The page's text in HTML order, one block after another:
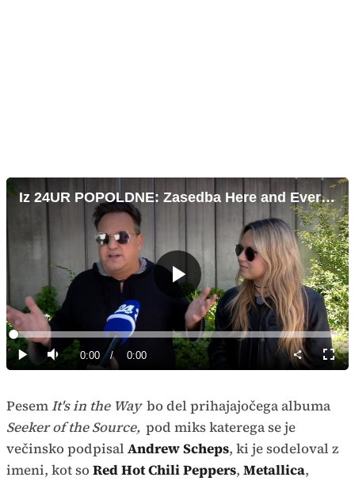
Iz 24UR POPOLDNE: Zasedba Here and Everywhere osvaja svetovno glasbeno sceno
Predvajaj
Predvajaj
Tiho Current
0:00 / Duration
0:00
Loaded:
0%
način
PesemIt's in the Way bo del prihajajočega albuma
Seeker of the Source, pod miks katerega se je
večinsko podpisal Andrew Scheps, ki je sodeloval z
imeni, kot soRed Hot Chili Peppers, Metallica,